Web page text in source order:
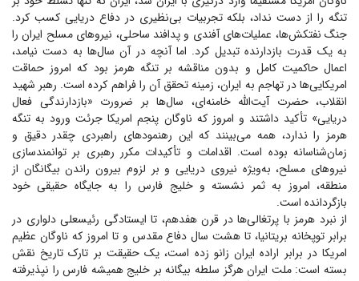
تنگه را از دست نداد، بلکه تجربیات بی‌نظیری در دفاع دریایی کسب کرد.
جنگ نفتکش‌ها، عملیات‌های آفندی و پدافند ساحلی، نیرو‌های مسلح ایران را
به یک قدرت بازدارنده تبدیل کرد. اما آنچه در آن سال‌ها به دست نیامد،
اعمال حاکمیت کامل و بدون مناقشه بر تنگه هرمز بود که امروز حماقت
امریکایی‌ها در تهاجم به ایران، زمینه تحقق آن را فراهم کرده است. رهبر شهید
انقلاب، حضرت آیت‌الله خامنه‌ای، سال‌ها بر ضرورت «بازدارندگی فعال
دریایی» تأکید داشتند و امروز که ناوگان پنجم امریکا جرئت ورود به تنگه
هرمز را ندارد، همه می‌بینند که این رهنمود‌های راهبردی چقدر دقیق و
زمان‌شناسانه بوده است. اقدامات و تأکیدات مکرر رهبری بر توانمندسازی
نیرو‌های مسلح، به‌ویژه نیروی دریایی و بر لزوم بیرون راندن بیگانگان از
منطقه، امروز به ثمر نشسته و خلیج فارس را به جایگاه حقیقی خود
بازگردانده است.
از نبرد هرمز با پرتغالی‌ها در قرن هفدهم، تا ایستادگی رئیسعلی دلواری در
برابر توپخانه بریتانیا، تا هشت سال دفاع مقدس و تا امروز که ناوگان عظیم
امریکا در برابر اراده ایران زانو زده است، یک حقیقت بر تارک تاریخ نقش
بسته است: ملت ایران هرگز سلطه بیگانه بر خلیج همیشه فارس را نپذیرفته